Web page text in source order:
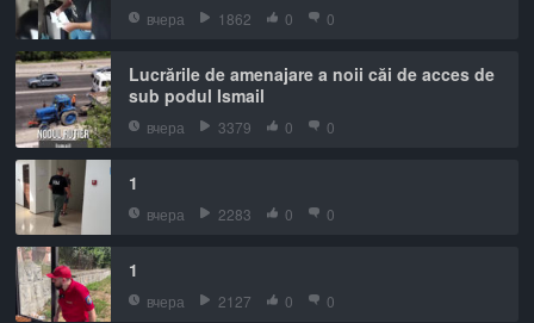
вчера 1862 0 0
Lucrările de amenajare a noii căi de acces de
sub podul Ismail
вчера 3379 0 0
1
вчера 2283 0 0
1
вчера 2127 0 0